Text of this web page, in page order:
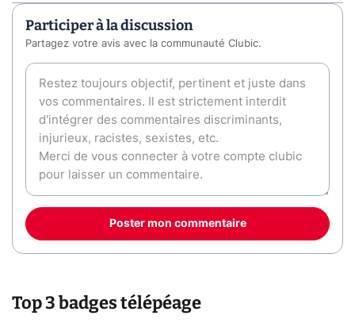
Participer à la discussion
Partagez votre avis avec la communauté Clubic.
Poster mon commentaire
Top 3 badges télépéage